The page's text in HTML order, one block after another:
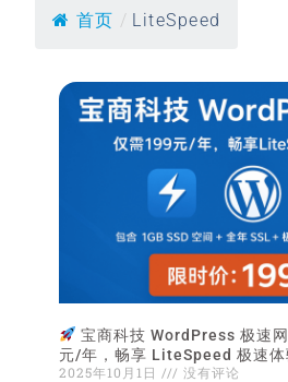
首页 / LiteSpeed
宝商科技 WordPress 极速
元/年，畅享 LiteSpeed 极速体
2025年10月1日
没有评论